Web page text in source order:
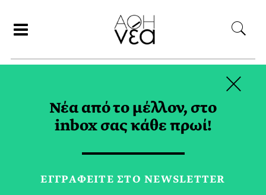
ΜΑΚΕΔΟΝΙΤΙΚΟΣ
ΑΜΠΕΛΩΝΑΣ TAG
Νέα από το μέλλον, στο
inbox σας κάθε πρωί!
ΕΓΓPΑΦΕΙΤΕ ΣΤΟ NEWSLETTER
×